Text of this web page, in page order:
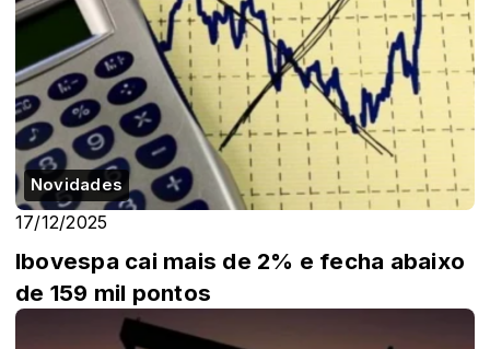
Novidades
17/12/2025
Ibovespa cai mais de 2% e fecha abaixo
de 159 mil pontos